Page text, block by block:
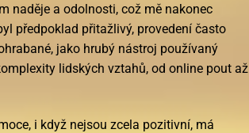
naděje a odolnosti, což mě nakonec
předpoklad přitažlivý, provedení často
jako hrubý nástroj používaný
lidských vztahů, od online pout až
i když nejsou zcela pozitivní, má